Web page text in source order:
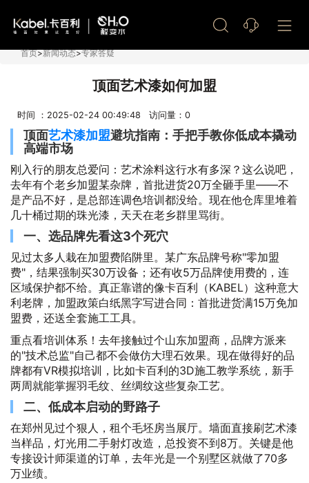
首页>新闻动态>专家答疑
顶面艺术漆如何加盟
时间 ：2025-02-24 00:49:48 访问量： 0
顶面艺术漆加盟避坑指南：手把手教你低成本撬动
高端市场
刚入行的朋友总爱问：艺术涂料这行水有多深？这么说吧，
去年有个老乡加盟某杂牌，首批进货20万全砸手里——不
是产品不好，是总部连调色培训都没给。现在他仓库里堆着
几十桶过期的珠光漆，天天在老乡群里骂街。
一、选品牌先看这3个死穴
见过太多人栽在加盟费陷阱里。某广东品牌号称"零加盟
费"，结果强制买30万设备；还有收5万品牌使用费的，连
区域保护都不给。真正靠谱的像卡百利（KABEL）这种意大
利老牌，加盟政策白纸黑字写进合同：首批进货满15万免加
盟费，还送全套施工工具。
重点看培训体系！去年接触过个山东加盟商，品牌方派来
的"技术总监"自己都不会做仿大理石效果。现在做得好的品
牌都有VR模拟培训，比如卡百利的3D施工教学系统，新手
两周就能掌握羽毛纹、丝绸纹这些复杂工艺。
二、低成本启动的野路子
在郑州见过个狠人，租个毛坯房当展厅。墙面直接刷艺术漆
当样品，灯光用二手射灯改造，总投资不到8万。关键是他
专接设计师渠道的订单，去年光是一个别墅区就做了70多
万业绩。